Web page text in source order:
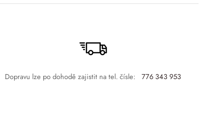
Dopravu lze po dohodě zajistit na tel. čísle: 776 343 953